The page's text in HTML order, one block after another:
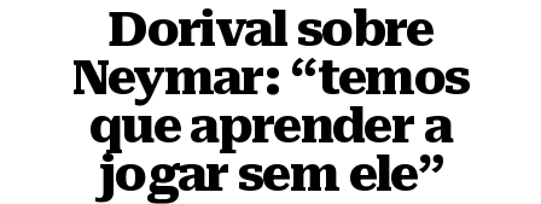
Dorival sobre
Neymar: “temos
que aprender a
jogar sem ele”